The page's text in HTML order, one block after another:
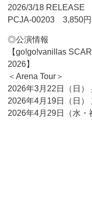
2026/3/18 RELEASE
PCJA-00203 3,850円
◎公演情報
【go!go!vanillas
2026】
＜Arena Tour＞
2026年3月22日（日）
2026年4月19日（日）
2026年4月29日（水